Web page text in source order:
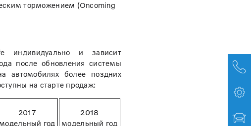
торможением (Oncoming
индивидуально и зависит
после обновления системы
автомобилях более поздних
на старте продаж:
2017
модельный год
2018
модельный год